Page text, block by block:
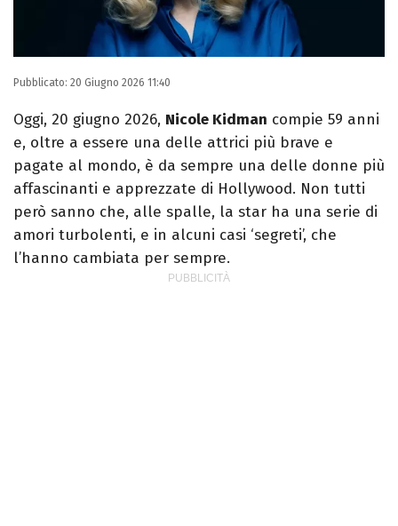
Pubblicato: 20 Giugno 2026 11:40
Oggi, 20 giugno 2026, Nicole Kidman compie 59 anni
e, oltre a essere una delle attrici più brave e
pagate al mondo, è da sempre una delle donne più
affascinanti e apprezzate di Hollywood. Non tutti
però sanno che, alle spalle, la star ha una serie di
amori turbolenti, e in alcuni casi ‘segreti’, che
l’hanno cambiata per sempre.